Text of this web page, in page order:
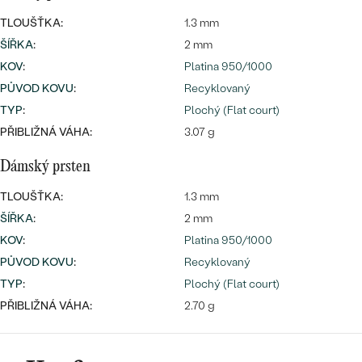
TLOUŠŤKA:
1.3 mm
ŠÍŘKA:
2 mm
KOV:
Platina 950/1000
PŮVOD KOVU:
Recyklovaný
TYP:
Plochý (Flat court)
PŘIBLIŽNÁ VÁHA:
3.07 g
Dámský prsten
TLOUŠŤKA:
1.3 mm
ŠÍŘKA:
2 mm
KOV:
Platina 950/1000
PŮVOD KOVU:
Recyklovaný
TYP:
Plochý (Flat court)
PŘIBLIŽNÁ VÁHA:
2.70 g